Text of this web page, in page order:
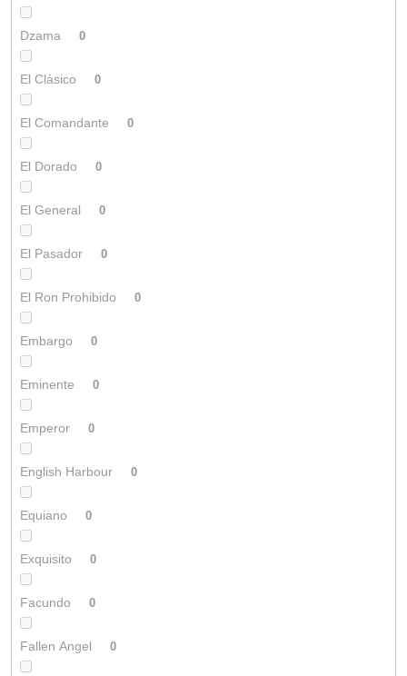
Dzama 0
El Clásico 0
El Comandante 0
El Dorado 0
El General 0
El Pasador 0
El Ron Prohibido 0
Embargo 0
Eminente 0
Emperor 0
English Harbour 0
Equiano 0
Exquisito 0
Facundo 0
Fallen Angel 0